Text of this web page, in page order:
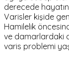
derecede
Varisler kişide
Hamilelik
ve damarlardaki
varis problemi